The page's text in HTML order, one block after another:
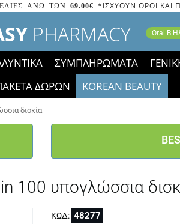
ΑΝΩ ΤΩΝ 69.00€ *ΙΣΧΥΟΥΝ ΟΡΟΙ
PHARMACY Oral B
ΣΥΜΠΛΗΡΩΜΑΤΑ
ΔΩΡΩΝ
KOREAN BEAUTY
εκπτώσεων έφυγαν, οι χαμηλές μας
δισκία
100 υπογλώσσια
ΚΩΔ: 48277